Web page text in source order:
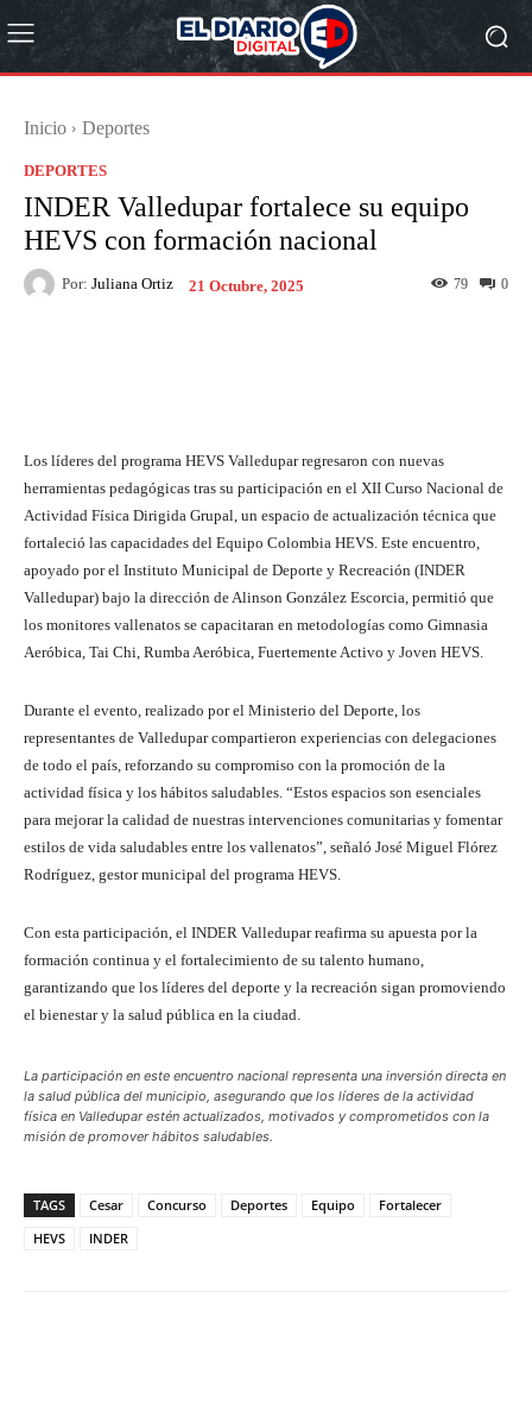
Inicio Deportes
DEPORTES
INDER Valledupar fortalece su equipo
HEVS con formación nacional
Por: Juliana Ortiz 21 Octubre, 2025 0
79
Los líderes del programa HEVS Valledupar regresaron con nuevas
herramientas pedagógicas tras su participación en el XII Curso Nacional de
Actividad Física Dirigida Grupal, un espacio de actualización técnica que
fortaleció las capacidades del Equipo Colombia HEVS. Este encuentro,
apoyado por el Instituto Municipal de Deporte y Recreación (INDER
Valledupar) bajo la dirección de Alinson González Escorcia, permitió que
los monitores vallenatos se capacitaran en metodologías como Gimnasia
Aeróbica, Tai Chi, Rumba Aeróbica, Fuertemente Activo y Joven HEVS.
Durante el evento, realizado por el Ministerio del Deporte, los
representantes de Valledupar compartieron experiencias con delegaciones
de todo el país, reforzando su compromiso con la promoción de la
actividad física y los hábitos saludables. “Estos espacios son esenciales
para mejorar la calidad de nuestras intervenciones comunitarias y fomentar
estilos de vida saludables entre los vallenatos”, señaló José Miguel Flórez
Rodríguez, gestor municipal del programa HEVS.
Con esta participación, el INDER Valledupar reafirma su apuesta por la
formación continua y el fortalecimiento de su talento humano,
garantizando que los líderes del deporte y la recreación sigan promoviendo
el bienestar y la salud pública en la ciudad.
La participación en este encuentro nacional representa una inversión directa en
la salud pública del municipio, asegurando que los líderes de la actividad
física en Valledupar estén actualizados, motivados y comprometidos con la
misión de promover hábitos saludables.
TAGS Cesar Concurso Deportes Equipo
Fortalecer
HEVS
INDER